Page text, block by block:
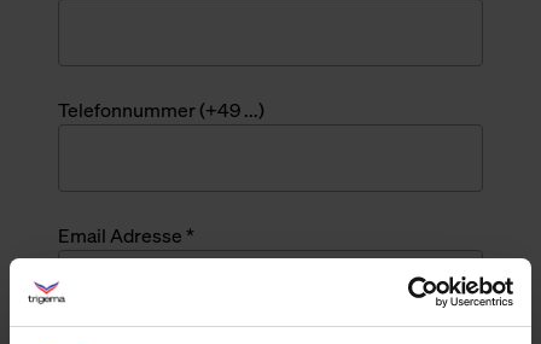
Telefonnummer (+49 ...)
Email Adresse *